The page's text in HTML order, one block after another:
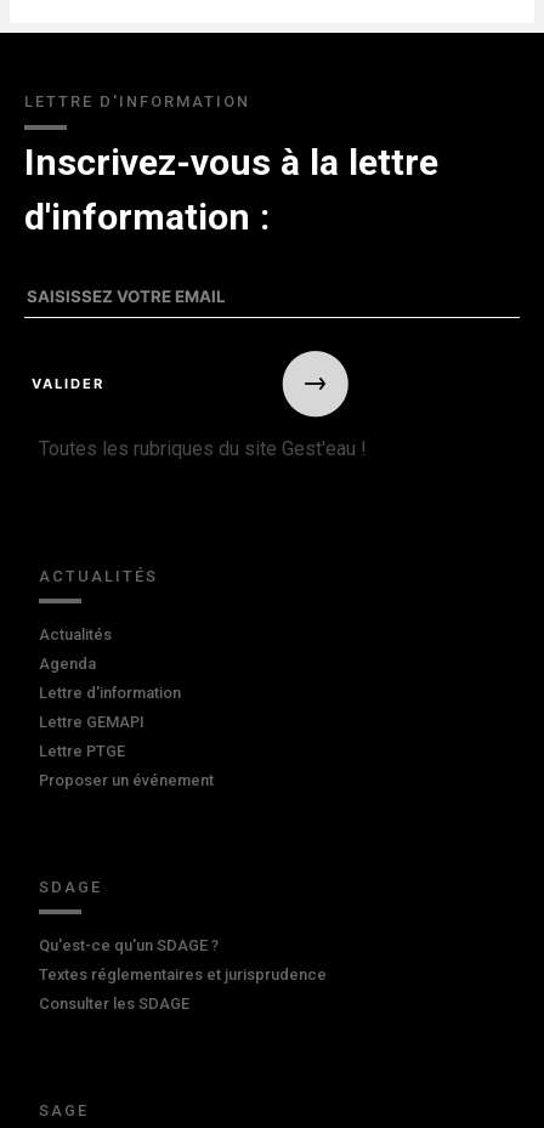
LETTRE D'INFORMATION
Inscrivez-vous à la lettre
d'information :
Toutes les rubriques du site Gest'eau !
ACTUALITÉS
Actualités
Agenda
Lettre d'information
Lettre GEMAPI
Lettre PTGE
Proposer un événement
SDAGE
Qu'est-ce qu'un SDAGE ?
Textes réglementaires et jurisprudence
Consulter les SDAGE
SAGE